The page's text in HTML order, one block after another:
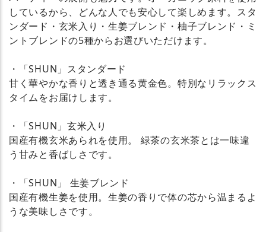
しているから、どんな人でも安心して楽しめます。スタ
ンダード・玄米入り・生姜ブレンド・柚子ブレンド・ミ
ントブレンドの5種からお選びいただけます。
・「SHUN」スタンダード
甘く華やかな香りと透き通る黄金色。特別なリラックス
タイムをお届けします。
・「SHUN」玄米入り
国産有機玄米あられを使用。 緑茶の玄米茶とは一味違
う甘みと香ばしさです。
・「SHUN」 生姜ブレンド
国産有機生姜を使用。生姜の香りで体の芯から温まるよ
うな美味しさです。